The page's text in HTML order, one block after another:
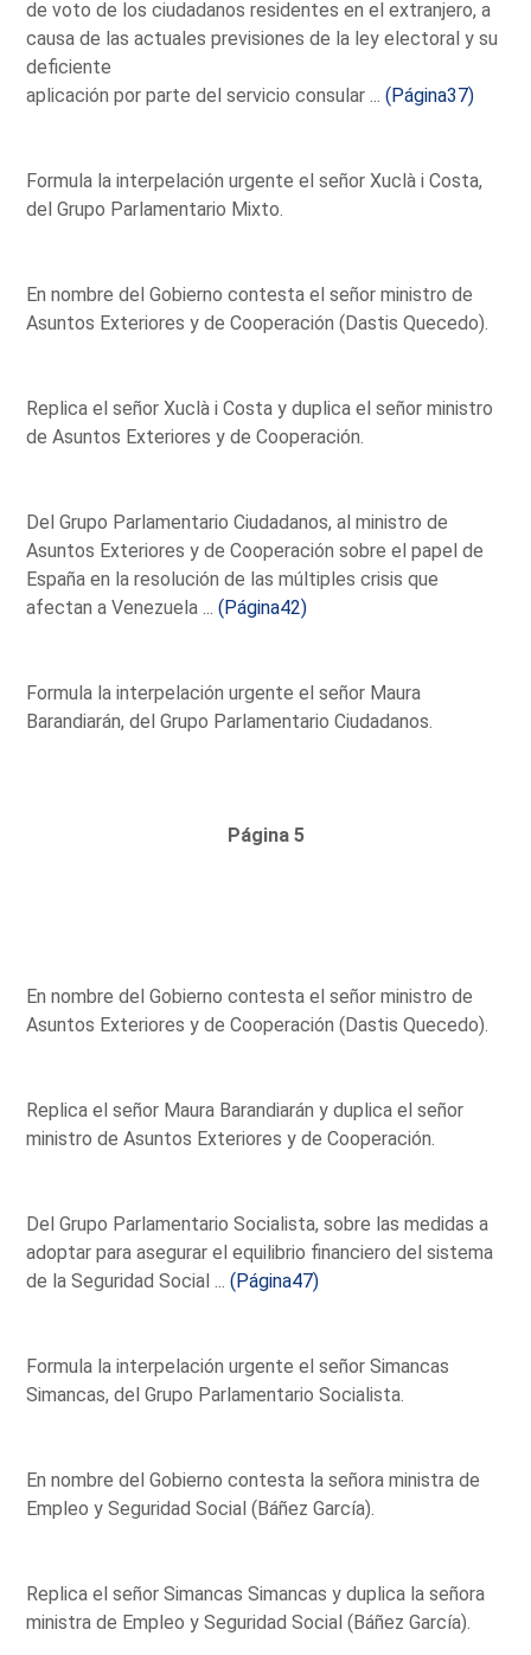
de voto de los ciudadanos residentes en el extranjero, a
causa de las actuales previsiones de la ley electoral y su
deficiente
aplicación por parte del servicio consular ...(Página37)
Formula la interpelación urgente el señor Xuclà i Costa,
del Grupo Parlamentario Mixto.
En nombre del Gobierno contesta el señor ministro de
Asuntos Exteriores y de Cooperación (Dastis Quecedo).
Replica el señor Xuclà i Costa y duplica el señor ministro
de Asuntos Exteriores y de Cooperación.
Del Grupo Parlamentario Ciudadanos, al ministro de
Asuntos Exteriores y de Cooperación sobre el papel de
España en la resolución de las múltiples crisis que
afectan a Venezuela ...(Página42)
Formula la interpelación urgente el señor Maura
Barandiarán, del Grupo Parlamentario Ciudadanos.
Página 5
En nombre del Gobierno contesta el señor ministro de
Asuntos Exteriores y de Cooperación (Dastis Quecedo).
Replica el señor Maura Barandiarán y duplica el señor
ministro de Asuntos Exteriores y de Cooperación.
Del Grupo Parlamentario Socialista, sobre las medidas a
adoptar para asegurar el equilibrio financiero del sistema
de la Seguridad Social ...(Página47)
Formula la interpelación urgente el señor Simancas
Simancas, del Grupo Parlamentario Socialista.
En nombre del Gobierno contesta la señora ministra de
Empleo y Seguridad Social (Báñez García).
Replica el señor Simancas Simancas y duplica la señora
ministra de Empleo y Seguridad Social (Báñez García).